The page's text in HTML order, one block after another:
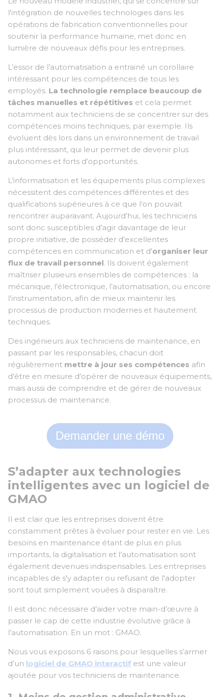
l'intégration de nouvelles technologies dans les
opérations de fabrication conventionnelles pour
soutenir la performance humaine, met donc en
lumière de nouveaux défis pour les entreprises.
L’essor de l’automatisation a entrainé un corollaire
intéressant pour les compétences de tous les
employés. La technologie remplace beaucoup de
tâches manuelles et répétitives et cela permet
notamment aux techniciens de se concentrer sur des
compétences moins techniques, par exemple. Ils
évoluent dès lors dans un environnement de travail
plus intéressant, qui leur permet de devenir plus
autonomes et forts d’opportunités.
L’informatisation et les équipements plus complexes
nécessitent des compétences différentes et des
qualifications supérieures à ce que l’on pouvait
rencontrer auparavant. Aujourd'hui, les techniciens
sont donc susceptibles d'agir davantage de leur
propre initiative, de posséder d'excellentes
compétences en communication et d'organiser leur
flux de travail personnel. Ils doivent également
maîtriser plusieurs ensembles de compétences : la
mécanique, l’électronique, l’automatisation, ou encore
l’instrumentation, afin de mieux maintenir les
processus de production modernes et hautement
techniques.
Des ingénieurs aux techniciens de maintenance, en
passant par les responsables, chacun doit
régulièrement mettre à jour ses compétences afin
d'être en mesure d'opérer de nouveaux équipements,
mais aussi de comprendre et de gérer de nouveaux
processus de maintenance.
Demander une démo
S’adapter aux technologies
intelligentes avec un logiciel de
GMAO
Il est clair que les entreprises doivent être
constamment prêtes à évoluer pour rester en vie. Les
besoins en maintenance étant de plus en plus
importants, la digitalisation et l’automatisation sont
également devenues indispensables. Les entreprises
incapables de s'y adapter ou refusant de l'adopter
sont tout simplement vouées à disparaître.
Il est donc nécessaire d’aider votre main-d’œuvre à
passer le cap de cette industrie évolutive grâce à
l’automatisation. En un mot : GMAO.
Nous vous exposons 6 raisons pour lesquelles s’armer
d’un logiciel de GMAO interactif est une valeur
ajoutée pour vos techniciens de maintenance.